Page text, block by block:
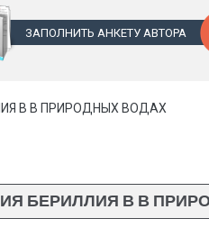
ЗАПОЛНИТЬ АНКЕТУ АВТОРА
В В ПРИРОДНЫХ ВОДАХ
БЕРИЛЛИЯ В В